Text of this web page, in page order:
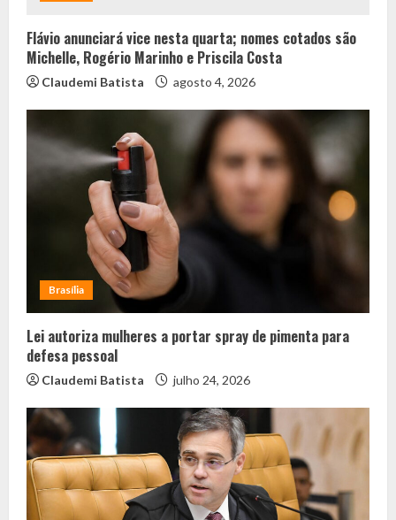
Flávio anunciará vice nesta quarta; nomes cotados são
Michelle, Rogério Marinho e Priscila Costa
Claudemi Batista agosto 4, 2026
Brasília
Lei autoriza mulheres a portar spray de pimenta para
defesa pessoal
Claudemi Batista julho 24, 2026